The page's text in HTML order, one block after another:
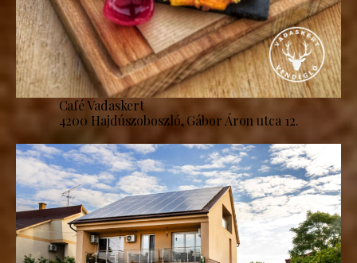
Café Vadaskert
4200 Hajdúszoboszló, Gábor Áron utca 12.